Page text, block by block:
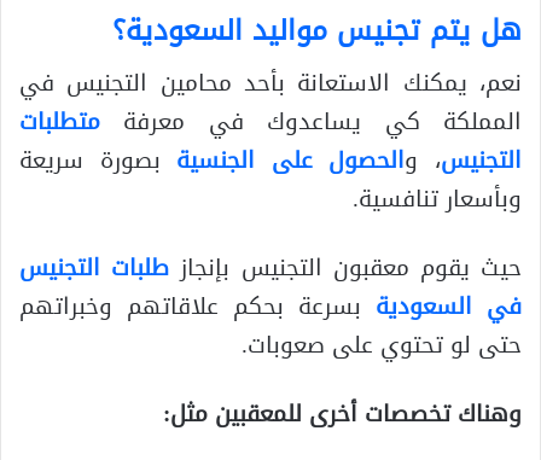
هل يتم تجنيس مواليد السعودية؟
نعم، يمكنك الاستعانة بأحد محامين التجنيس في
المملكة كي يساعدوك في معرفة متطلبات
التجنيس، والحصول على الجنسية بصورة سريعة
وبأسعار تنافسية.
حيث يقوم معقبون التجنيس بإنجاز طلبات التجنيس
في السعودية بسرعة بحكم علاقاتهم وخبراتهم
حتى لو تحتوي على صعوبات.
وهناك تخصصات أخرى للمعقبين مثل: